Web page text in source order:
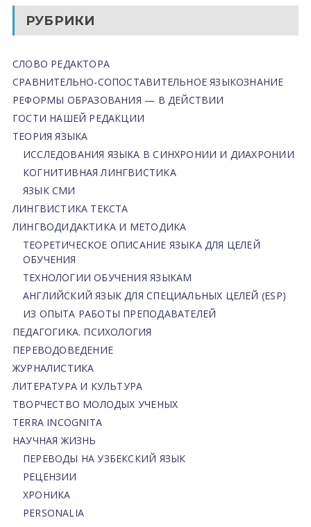
РУБРИКИ
СЛОВО РЕДАКТОРА
СРАВНИТЕЛЬНО-СОПОСТАВИТЕЛЬНОЕ ЯЗЫКОЗНАНИЕ
РЕФОРМЫ ОБРАЗОВАНИЯ — В ДЕЙСТВИИ
ГОСТИ НАШЕЙ РЕДАКЦИИ
ТЕОРИЯ ЯЗЫКА
ИССЛЕДОВАНИЯ ЯЗЫКА В СИНХРОНИИ И ДИАХРОНИИ
КОГНИТИВНАЯ ЛИНГВИСТИКА
ЯЗЫК СМИ
ЛИНГВИСТИКА ТЕКСТА
ЛИНГВОДИДАКТИКА И МЕТОДИКА
ТЕОРЕТИЧЕСКОЕ ОПИСАНИЕ ЯЗЫКА ДЛЯ ЦЕЛЕЙ
ОБУЧЕНИЯ
ТЕХНОЛОГИИ ОБУЧЕНИЯ ЯЗЫКАМ
АНГЛИЙСКИЙ ЯЗЫК ДЛЯ СПЕЦИАЛЬНЫХ ЦЕЛЕЙ (ESP)
ИЗ ОПЫТА РАБОТЫ ПРЕПОДАВАТЕЛЕЙ
ПЕДАГОГИКА. ПСИХОЛОГИЯ
ПЕРЕВОДОВЕДЕНИЕ
ЖУРНАЛИСТИКА
ЛИТЕРАТУРА И КУЛЬТУРА
ТВОРЧЕСТВО МОЛОДЫХ УЧЕНЫХ
TERRA INCOGNITA
НАУЧНАЯ ЖИЗНЬ
ПЕРЕВОДЫ НА УЗБЕКСКИЙ ЯЗЫК
РЕЦЕНЗИИ
ХРОНИКА
PERSONALIA